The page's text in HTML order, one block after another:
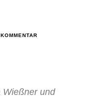
Wießner und